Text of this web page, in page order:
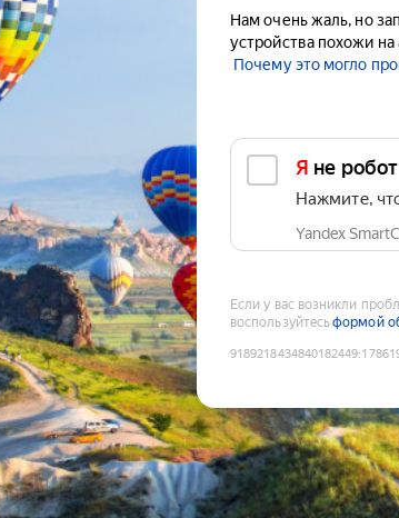
Нам очень жаль, но
устройства похожи
Почему это могло
Я не робот
Нажмите,
Yandex
Если у вас возникли
воспользуйтесьформой
9189218434840182449: